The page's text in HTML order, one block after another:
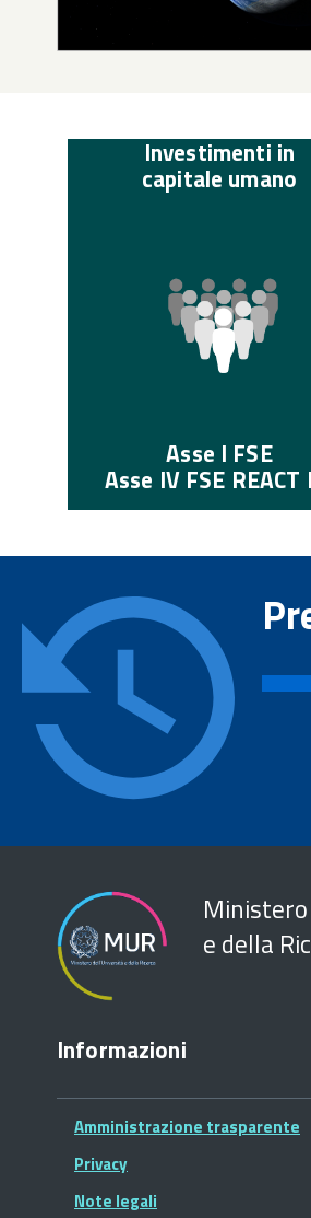
Investimenti in
capitale umano
Asse I FSE
Asse IV FSE REACT
e della
Informazioni
Amministrazione trasparente
Privacy
Note legali